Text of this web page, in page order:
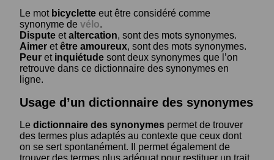
Le mot bicyclette eut être considéré comme
synonyme de vélo.
Dispute etaltercation, sont des mots synonymes.
Aimer etêtre amoureux, sont des mots synonymes.
Peur et inquiétude sont deux synonymes que l’on
retrouve dans ce dictionnaire des synonymes en
ligne.
Usage d’un dictionnaire des synonymes
Le dictionnaire des synonymes permet de trouver
des termes plus adaptés au contexte que ceux dont
on se sert spontanément. Il permet également de